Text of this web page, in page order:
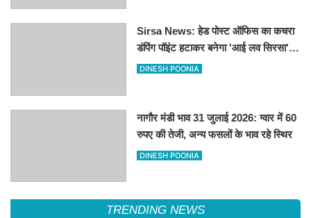
Sirsa News: हेड पोस्ट ऑफिस का कचरा
डंपिंग पॉइंट हटाकर बनेगा 'आई लव सिरसा'
सेल्फी पॉइंट
DINESH POONIA
नागौर मंडी भाव 31 जुलाई 2026: ग्वार में 60
रुपए की तेजी, अन्य फसलों के भाव रहे स्थिर
DINESH POONIA
TRENDING NEWS